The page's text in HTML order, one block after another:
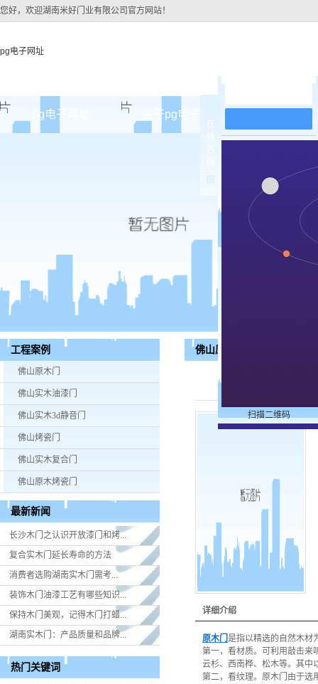
您好，欢迎湖南米好门业有限公司官方网站！
pg电子网址
pg电子网址 关于pg电子网址
公司团队
佛山实木
佛山实木
佛山烤
佛山实木
工程案例
佛山原木门
佛山实木油漆门
佛山实木3d静音门
佛山烤瓷门
佛山实木复合门
佛山原木烤瓷门
最新新闻
长沙木门之认识开放漆门和烤...
复合实木门延长寿命的方法
消费者选购湖南实木门​需考...
装饰木门油漆工艺有哪些知识...
保持木门美观，记得木门打蜡...
湖南实木门：产品质量和品牌...
热门关键词
佛山原木门价格
详细介绍
原木门是指以精选的自然木材
第一，看材质。可利用敲击来
云杉、西南桦、松木等。其中
第二，看纹理。原木门由于选
在
扫描二维码